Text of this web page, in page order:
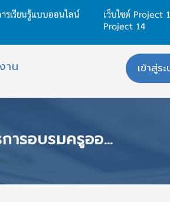
รเรียนรู้แบบออนไลน์
เว็บไซต์ Project
Project 14
าน เข้าสู่ร
โนโลยี และสะเต็มศึกษา โดยบูรณาการกับ 4 หน่วยงาน ปี 64